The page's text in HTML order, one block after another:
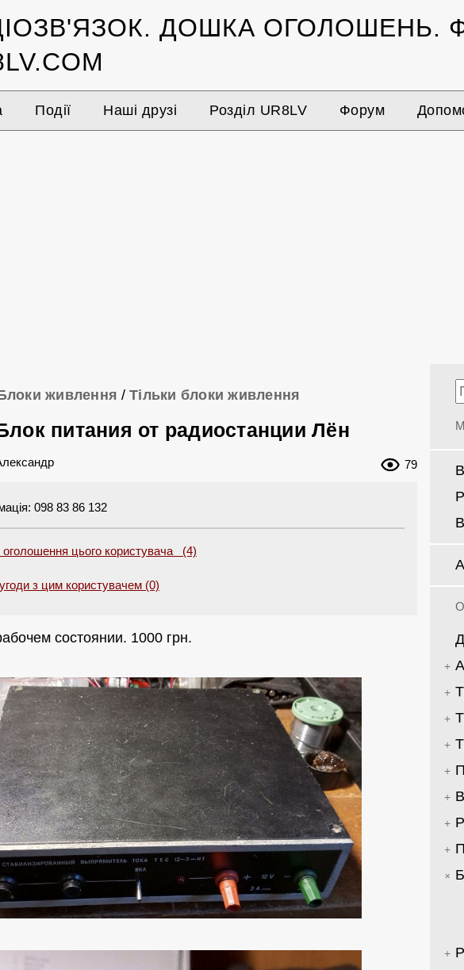
ДОШКА ОГОЛОШЕНЬ.
Події Наші друзі Розділ UR8LV Форум
живлення / Тільки блоки живлення
питания от радиостанции Лён
79
098 83 86 132
оголошення цього користувача (4)
з цим користувачем (0)
состоянии. 1000 грн.